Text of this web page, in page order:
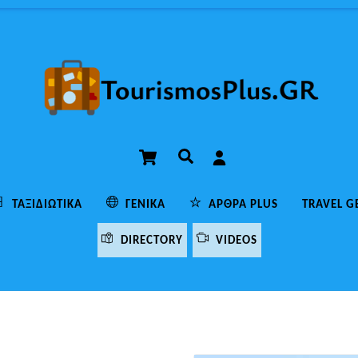
Cart Αναζήτηση
ΤΑΞΙΔΙΩΤΙΚΆ ΓΕΝΙΚΆ ΆΡΘΡΑ PLUS TRAVEL
DIRECTORY VIDEOS